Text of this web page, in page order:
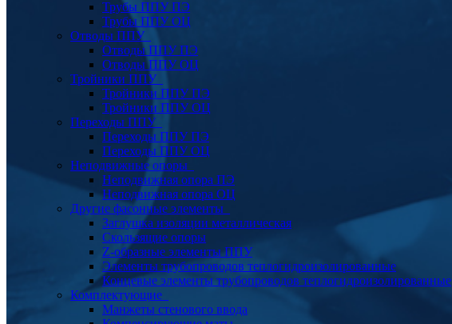
Трубы ППУ ПЭ
Трубы ППУ ОЦ
Отводы ППУ
Отводы ППУ ПЭ
Отводы ППУ ОЦ
Тройники ППУ
Тройники ППУ ПЭ
Тройники ППУ ОЦ
Переходы ППУ
Переходы ППУ ПЭ
Переходы ППУ ОЦ
Неподвижные опоры
Неподвижная опора ПЭ
Неподвижная опора ОЦ
Другие фасонные элементы
Заглушка изоляции металлическая
Скользящие опоры
Z-образные элементы ППУ
Элементы трубопроводов теплогидроизолированные
Концевые элементы трубопроводов теплогидроизолированные
Комплектующие
Манжеты стенового ввода